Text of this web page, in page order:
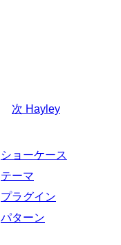
次 Hayley
ショーケース
テーマ
プラグイン
パターン